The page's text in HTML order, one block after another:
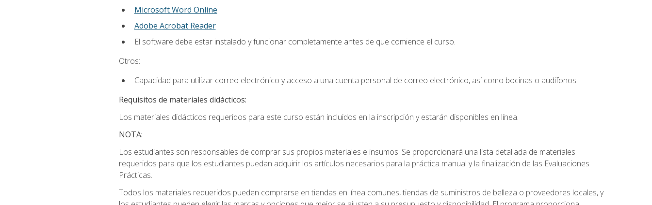
Microsoft Word Online
Adobe Acrobat Reader
El software debe estar instalado y funcionar completamente antes de que comience el curso.
Otros:
Capacidad para utilizar correo electrónico y acceso a una cuenta personal de correo electrónico, así como bocinas o audífonos.
Requisitos de materiales didácticos:
Los materiales didácticos requeridos para este curso están incluidos en la inscripción y estarán disponibles en línea.
NOTA:
Los estudiantes son responsables de comprar sus propios materiales e insumos. Se proporcionará una lista detallada de materiales
requeridos para que los estudiantes puedan adquirir los artículos necesarios para la práctica manual y la finalización de las Evaluaciones
Prácticas.
Todos los materiales requeridos pueden comprarse en tiendas en línea comunes, tiendas de suministros de belleza o proveedores locales, y